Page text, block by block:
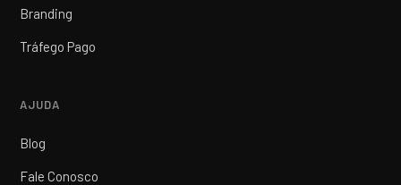
Branding
Tráfego Pago
AJUDA
Blog
Fale Conosco